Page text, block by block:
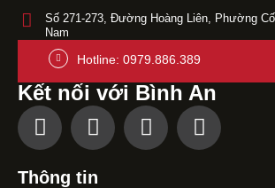
Số 271-273, Đường Hoàng Liên, Phường
Nam
Hotline: 0979.886.389
Kết nối với Bình An
Thông tin